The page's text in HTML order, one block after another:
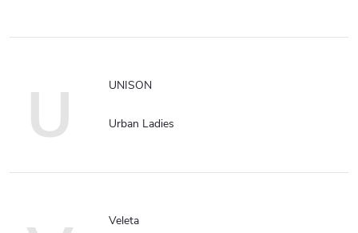
U UNISON
Urban Ladies
Veleta